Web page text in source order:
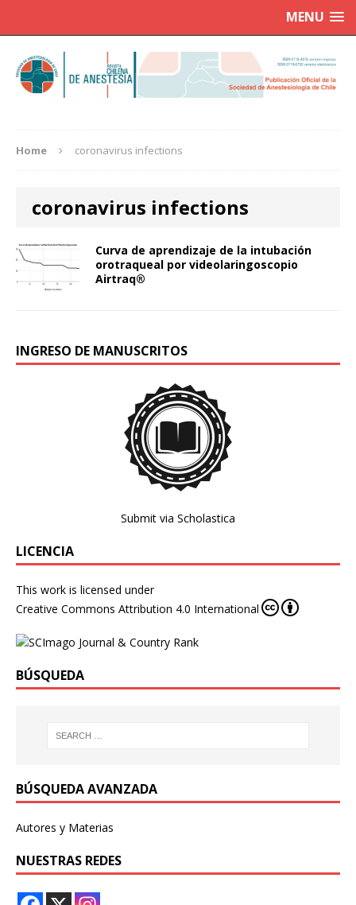
MENU
Home coronavirus infections
coronavirus infections
Curva de aprendizaje de la intubación
orotraqueal por videolaringoscopio
Airtraq®
INGRESO DE MANUSCRITOS
Submit via Scholastica
LICENCIA
This work is licensed under
Creative Commons Attribution 4.0 International
BÚSQUEDA
BÚSQUEDA AVANZADA
Autores y Materias
NUESTRAS REDES